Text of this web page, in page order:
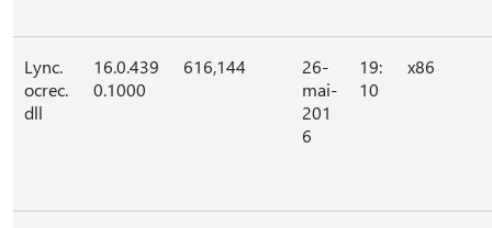
Lync.
ocrec.
dll
16.0.439
0.1000
616,144
26-
mai-
201
6
19:
10
x86